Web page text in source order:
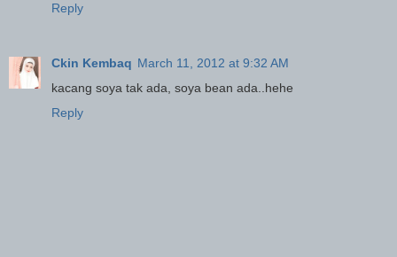
Reply
Ckin Kembaq March 11, 2012 at 9:32 AM
kacang soya tak ada, soya bean ada..hehe
Reply